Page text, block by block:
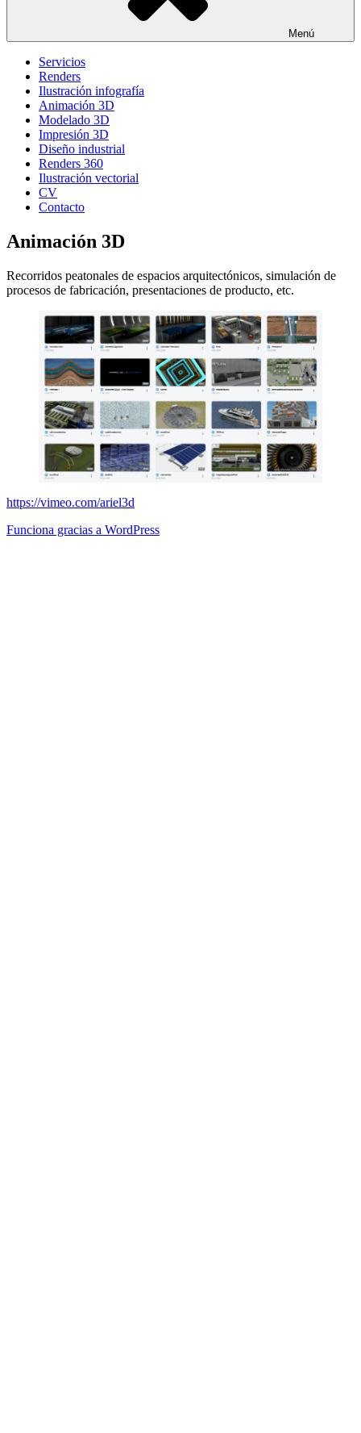
Menú
Servicios
Renders
Ilustración infografía
Animación 3D
Modelado 3D
Impresión 3D
Diseño industrial
Renders 360
Ilustración vectorial
CV
Contacto
Animación 3D
Recorridos peatonales de espacios arquitectónicos, simulación de
procesos de fabricación, presentaciones de producto, etc.
https://vimeo.com/ariel3d
Funciona gracias a WordPress